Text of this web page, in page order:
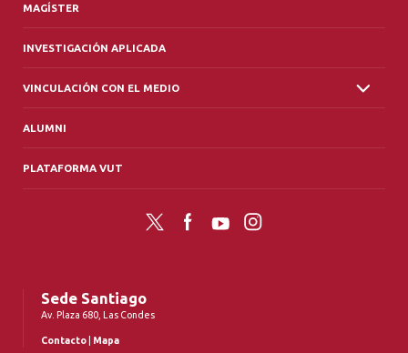
MAGÍSTER
INVESTIGACIÓN APLICADA
VINCULACIÓN CON EL MEDIO
ALUMNI
PLATAFORMA VUT
Twitter FacebookYouTubeInstagram
Sede Santiago
Av. Plaza 680, Las Condes
Contacto Mapa